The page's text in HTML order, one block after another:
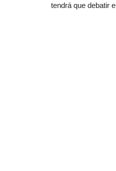
tendrá que debatir